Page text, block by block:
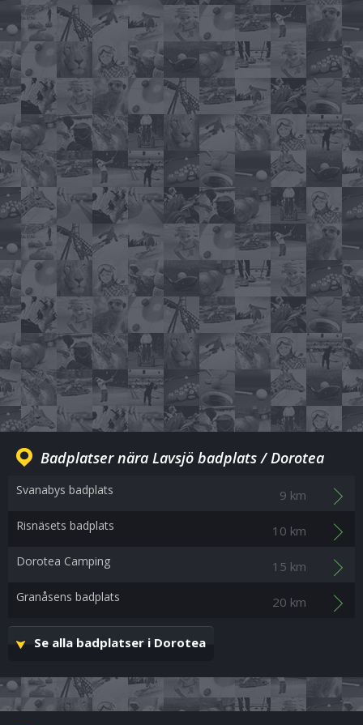
Badplatser nära Lavsjö badplats / Dorotea
Svanabys badplats 9 km
Risnäsets badplats 10 km
Dorotea Camping 15 km
Granåsens badplats 20 km
Se alla badplatser i Dorotea